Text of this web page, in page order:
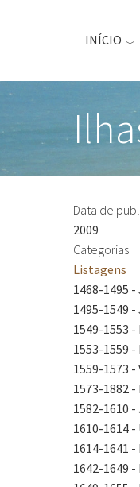
principal
INÍCIO
Data de
2009
Categorias
Listagens
1468-1495
1495-1549
1549-1553
1553-1559 -
1559-1573 -
1573-1882 -
1582-1610
1610-1614 -
1614-1641
1642-1649